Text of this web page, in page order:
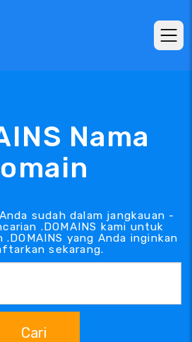
Nama
sudah dalam jangkauan -
.DOMAINS kami untuk
.DOMAINS yang Anda inginkan
sekarang.
Cari